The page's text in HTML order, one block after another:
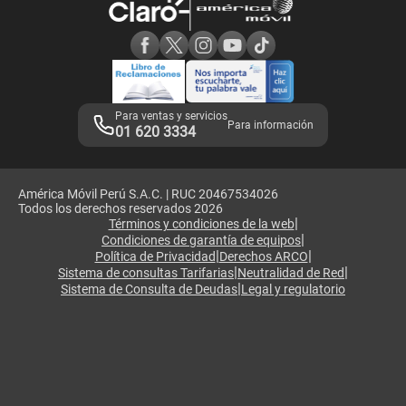
Adquirientes iPhone 6, 6S y SE
Mensaje de Seguridad
Términos y Condiciones de Tienda Claro
Libro de Reclamaciones
Legales de marketplace
Para ventas y servicios
01 620 3334 Para información
América Móvil Perú S.A.C. | RUC 20467534026
Todos los derechos reservados 2026
Términos y condiciones de la web|
Condiciones de garantía de equipos|
Política de Privacidad|Derechos ARCO|
Sistema de consultas Tarifarias|Neutralidad de Red|
Sistema de Consulta de Deudas|Legal y regulatorio